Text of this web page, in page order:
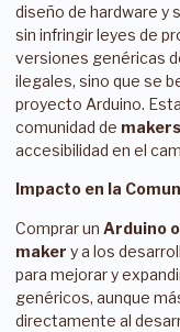
diseño de hardware y
sin infringir leyes de
versiones genéricas
ilegales, sino que se
proyecto Arduino.
comunidad de makers
accesibilidad en el
Impacto en la
Comprar un Arduino
maker y a los
para mejorar y
genéricos, aunque
directamente al